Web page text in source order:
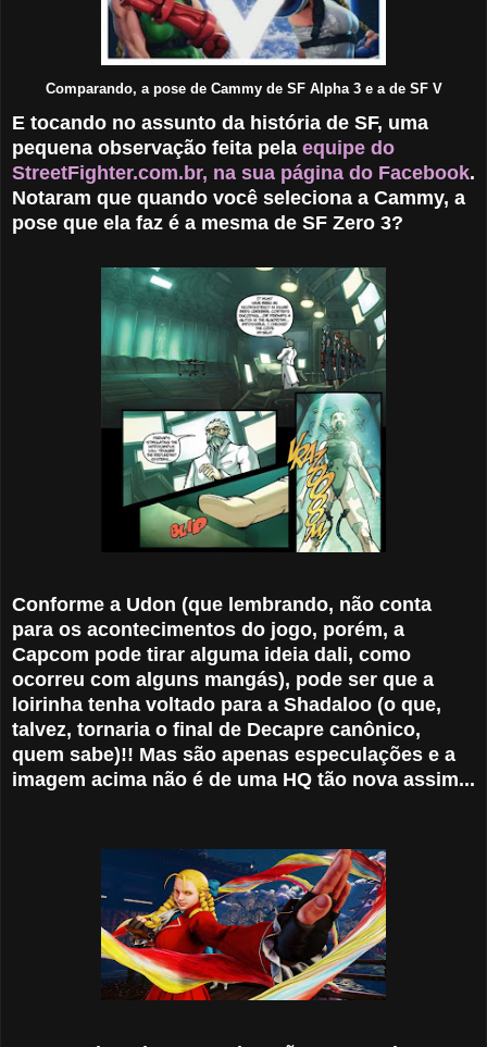
Comparando, a pose de Cammy de SF Alpha 3 e a de SF V
E tocando no assunto da história de SF, uma
pequena observação feita pela equipe do
StreetFighter.com.br, na sua página do Facebook.
Notaram que quando você seleciona a Cammy, a
pose que ela faz é a mesma de SF Zero 3?
Conforme a Udon (que lembrando, não conta
para os acontecimentos do jogo, porém, a
Capcom pode tirar alguma ideia dali, como
ocorreu com alguns mangás), pode ser que a
loirinha tenha voltado para a Shadaloo (o que,
talvez, tornaria o final de Decapre canônico,
quem sabe)!! Mas são apenas especulações e a
imagem acima não é de uma HQ tão nova assim...